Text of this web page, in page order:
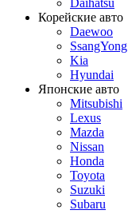
Daihatsu
Корейские авто
Daewoo
SsangYong
Kia
Hyundai
Японские авто
Mitsubishi
Lexus
Mazda
Nissan
Honda
Toyota
Suzuki
Subaru